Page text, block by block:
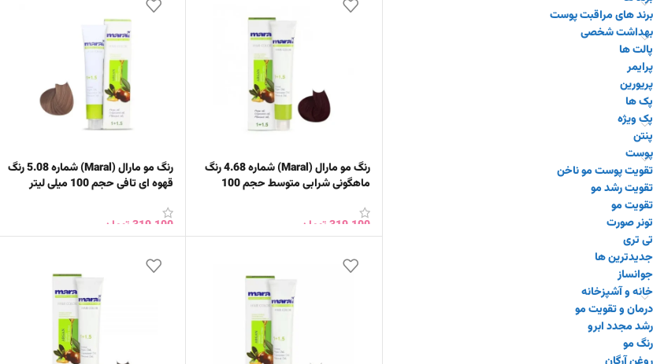
برند های مراقبت پوست
بهداشت شخصی
پالت ها
پرایمر
پریورین
پک ها
پک ویژه
پنتن
پوست
تقویت پوست مو ناخن
تقویت رشد مو
تقویت مو
تونر صورت
تی تری
جدیدترین ها
جوانساز
خانه و آشپزخانه
درمان و تقویت مو
رشد مجدد ابرو
رنگ مو
رنگ مو مارال (Maral) شماره 4.68 رنگ
ماهگونی شرابی متوسط حجم 100
319,100تومان
رنگ مو مارال (Maral) شماره 5.08 رنگ
قهوه ای تافی حجم 100 میلی لیتر
319,100تومان